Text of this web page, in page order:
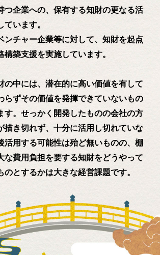
つ企業への、保有する知財の更なる活
ています。
ンチャー企業等に対して、知財を起点
構築支援を実施しています。
の中には、潜在的に高い価値を有して
らずその価値を発揮できていないもの
す。せっかく開発したものの会社の方
描き切れず、十分に活用し切れていな
活用する可能性は殆ど無いものの、棚
な費用負担を要する知財をどうやって
のとするかは大きな経営課題です。